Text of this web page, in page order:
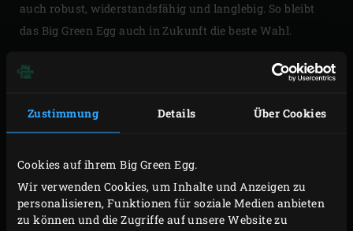
Zustimmung Details Über Cookies
Cookies auf ihrem Big Green Egg.
Wir verwenden Cookies, um Inhalte und Anzeigen zu
personalisieren, Funktionen für soziale Medien anbieten
zu können und die Zugriffe auf unsere Website zu
auch robust, widerstandsfähig und langlebig. So bleibt
das Big Green Egg auch in Zukunft die beste Wahl.